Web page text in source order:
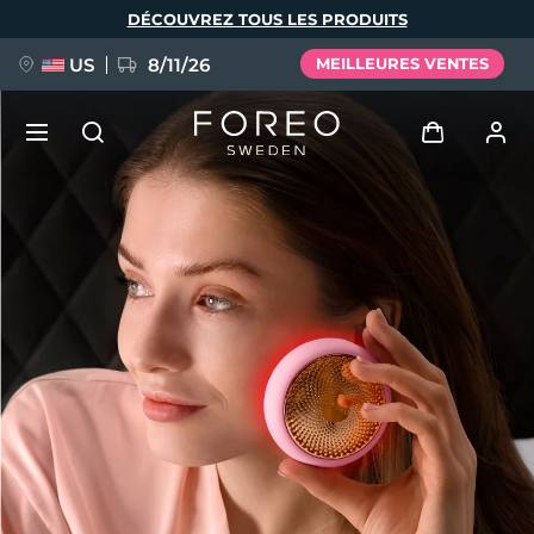
DÉCOUVREZ TOUS LES PRODUITS
US 8/11/26 MEILLEURES VENTES
Se connecter
Profil de l'utilisateur
Mes appareils
Mes commandes
Mes adresses
Mes abonnements
NOUVEAU
FAQ™ Pure Beauty-Tech Elixir
BREAKING NEWS
issa™ Teeth Whitening Set
Langue
Deutsch
Español
Français
Italiano
Português
Polski
Svenska
Русский
Türkçe
简体中文 繁體中文